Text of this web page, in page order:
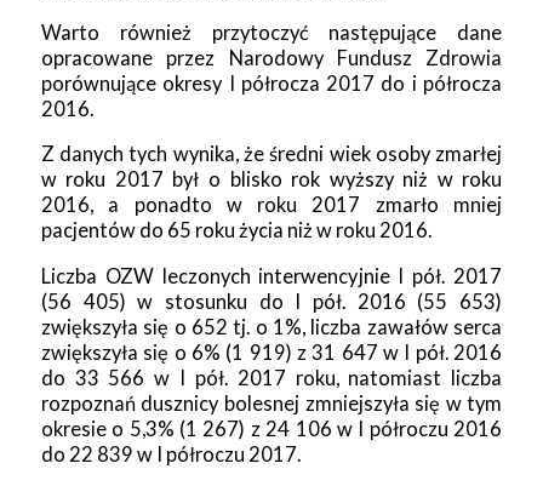
Warto również przytoczyć następujące dane
opracowane przez Narodowy Fundusz Zdrowia
porównujące okresy I półrocza 2017 do i półrocza
2016.
Z danych tych wynika, że średni wiek osoby zmarłej
w roku 2017 był o blisko rok wyższy niż w roku
2016, a ponadto w roku 2017 zmarło mniej
pacjentów do 65 roku życia niż w roku 2016.
Liczba OZW leczonych interwencyjnie I pół. 2017
(56 405) w stosunku do I pół. 2016 (55 653)
zwiększyła się o 652 tj. o 1%, liczba zawałów serca
zwiększyła się o 6% (1 919) z 31 647 w I pół. 2016
do 33 566 w I pół. 2017 roku, natomiast liczba
rozpoznań dusznicy bolesnej zmniejszyła się w tym
okresie o 5,3% (1 267) z 24 106 w I półroczu 2016
do 22 839 w I półroczu 2017.